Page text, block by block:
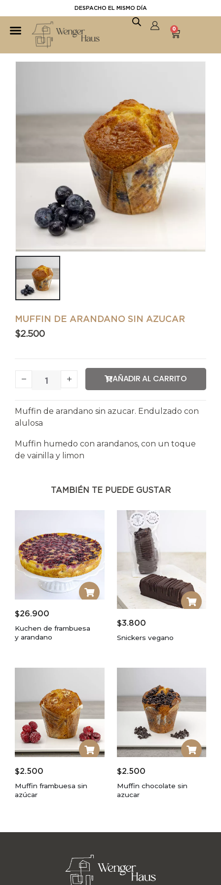
DESPACHO EL MISMO DÍA
0
MUFFIN DE ARANDANO SIN AZUCAR
$2.500
AÑADIR AL CARRITO
Muffin de arandano sin azucar. Endulzado con
alulosa
Muffin humedo con arandanos, con un toque
de vainilla y limon
TAMBIÉN TE PUEDE GUSTAR
$26.900
Kuchen de frambuesa
y arandano
$3.800
Snickers vegano
$2.500
Muffin frambuesa sin
azúcar
$2.500
Muffin chocolate sin
azucar